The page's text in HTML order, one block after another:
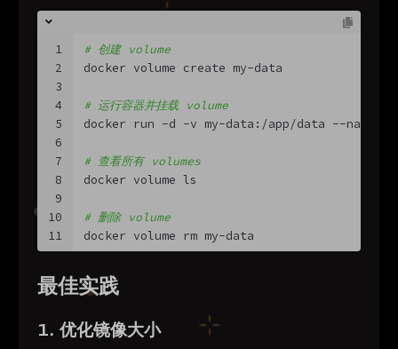
1
2
3
4
5
6
7
8
9
10
11
# 创建 volume
docker volume create my-data
# 运行容器并挂载 volume
docker run -d -v my-data:/app/data --name
# 查看所有 volumes
docker volume ls
# 删除 volume
docker volume rm my-data
最佳实践
1. 优化镜像大小